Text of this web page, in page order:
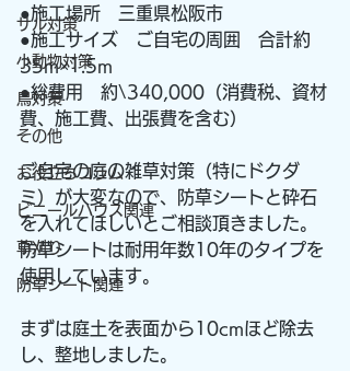
サル対策
小動物対策
鳥対策
その他
お役立ちコラム
ビニールハウス関連
草刈り
防草シート関連
●施工場所　三重県松阪市
●施工サイズ　ご自宅の周囲　合計約
35m×1.5m
●総費用　約\340,000（消費税、資材
費、施工費、出張費を含む）
ご自宅の庭の雑草対策（特にドクダ
ミ）が大変なので、防草シートと砕石
を入れてほしいとご相談頂きました。
防草シートは耐用年数10年のタイプを
使用しています。
まずは庭土を表面から10cmほど除去
し、整地しました。